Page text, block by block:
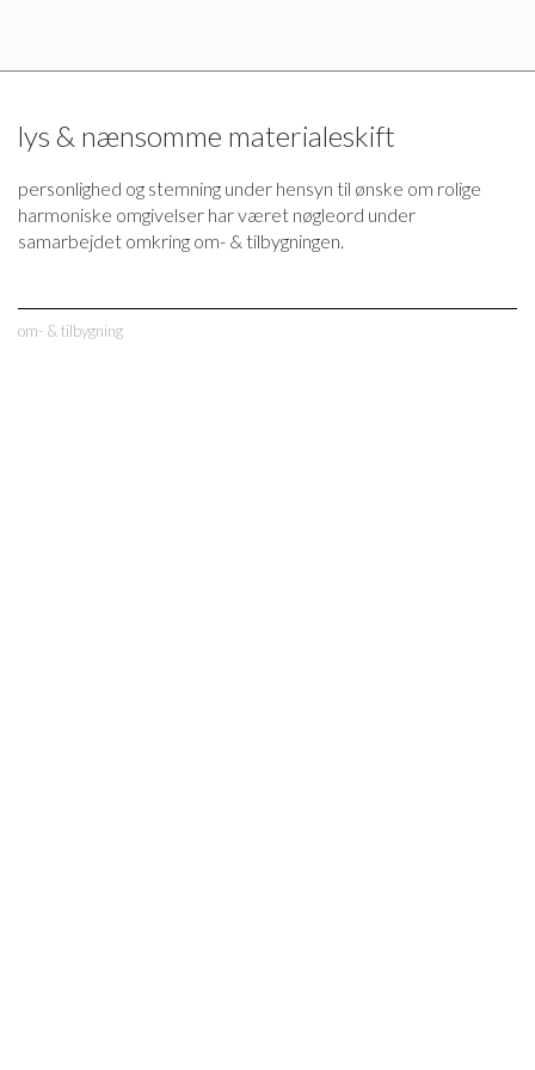
lys & nænsomme materialeskift
personlighed og stemning under hensyn til ønske om rolige
harmoniske omgivelser har været nøgleord under
samarbejdet omkring om- & tilbygningen.
om- & tilbygning